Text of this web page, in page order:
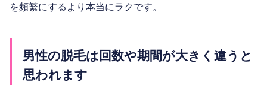
を頻繁にするより本当にラクです。
男性の脱毛は回数や期間が大きく違うと
思われます